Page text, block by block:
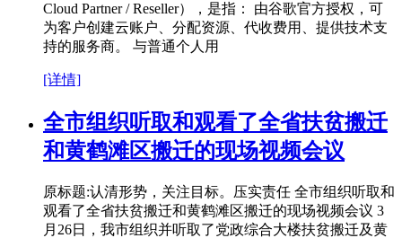
Cloud Partner / Reseller），是指： 由谷歌官方授权，可
为客户创建云账户、分配资源、代收费用、提供技术支
持的服务商。 与普通个人用
[详情]
全市组织听取和观看了全省扶贫搬迁
和黄鹤滩区搬迁的现场视频会议
原标题:认清形势，关注目标。压实责任 全市组织听取和
观看了全省扶贫搬迁和黄鹤滩区搬迁的现场视频会议 3
月26日，我市组织并听取了党政综合大楼扶贫搬迁及黄